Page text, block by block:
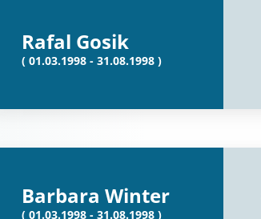
Rafal Gosik
( 01.03.1998 - 31.08.1998 )
Barbara Winter
( 01.03.1998 - 31.08.1998 )